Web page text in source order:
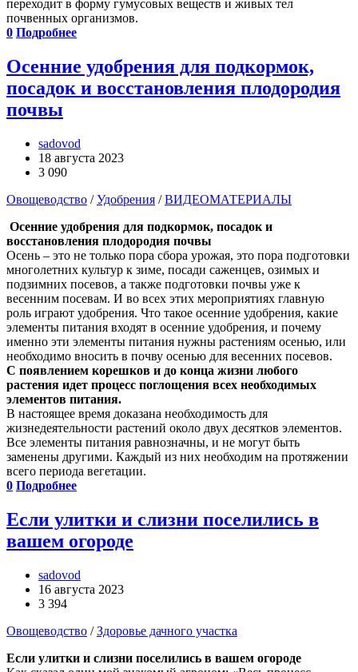
переходит в форму гумусовых веществ и живых тел
почвенных организмов.
0 Подробнее
Осенние удобрения для подкормок,
посадок и восстановления плодородия
почвы
sadovod
18 августа 2023
3 090
Овощеводство /Удобрения /ВИДЕОМАТЕРИАЛЫ
Осенние удобрения для подкормок, посадок и
восстановления плодородия почвы
Осень – это не только пора сбора урожая, это пора подготовки
многолетних культур к зиме, посади саженцев, озимых и
подзимних посевов, а также подготовки почвы уже к
весенним посевам. И во всех этих мероприятиях главную
роль играют удобрения. Что такое осенние удобрения, какие
элементы питания входят в осенние удобрения, и почему
именно эти элементы питания нужны растениям осенью, или
необходимо вносить в почву осенью для весенних посевов.
С появлением корешков и до конца жизни любого
растения идет процесс поглощения всех необходимых
элементов питания.
В настоящее время доказана необходимость для
жизнедеятельности растений около двух десятков элементов.
Все элементы питания равнозначны, и не могут быть
заменены другими. Каждый из них необходим на протяжении
всего периода вегетации.
0 Подробнее
Если улитки и слизни поселились в
вашем огороде
sadovod
16 августа 2023
3 394
Овощеводство /Здоровье дачного участка
Если улитки и слизни поселились в вашем огороде